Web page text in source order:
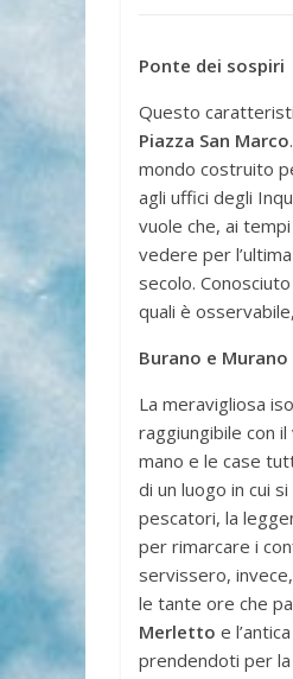
Ponte dei sospiri
Questo
Piazza San Marco
mondo costruito
agli uffici degli
vuole che, ai
vedere per
secolo.
quali è
Burano e Murano
La meravigliosa
raggiungibile con
mano e le case
di un luogo in cui
pescatori, la
per rimarcare i
servissero,
le tante ore che
Merletto e l’antica
prendendoti per